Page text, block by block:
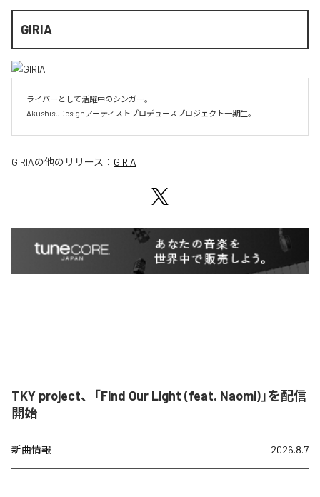
GIRIA
ライバーとして活躍中のシンガー。
AkushisuDesignアーティストプロデュースプロジェクト一期生。
GIRIAの他のリリース： GIRIA
TKY project、「Find Our Light (feat. Naomi)」を配信
開始
新曲情報 2026.8.7